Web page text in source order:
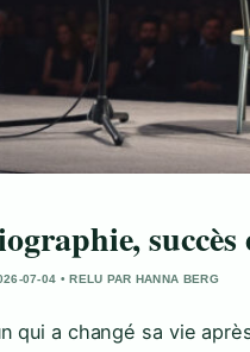
succès
07-04 • RELU PAR HANNA BERG
qui a changé sa vie